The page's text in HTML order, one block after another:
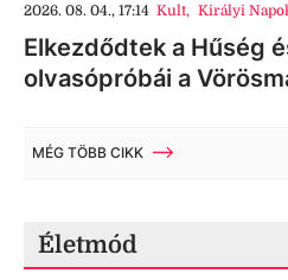
2026. 08. 04., 17:14 Kult, Királyi
Elkezdődtek a Hűség
olvasópróbái a
MÉG TÖBB CIKK
Életmód